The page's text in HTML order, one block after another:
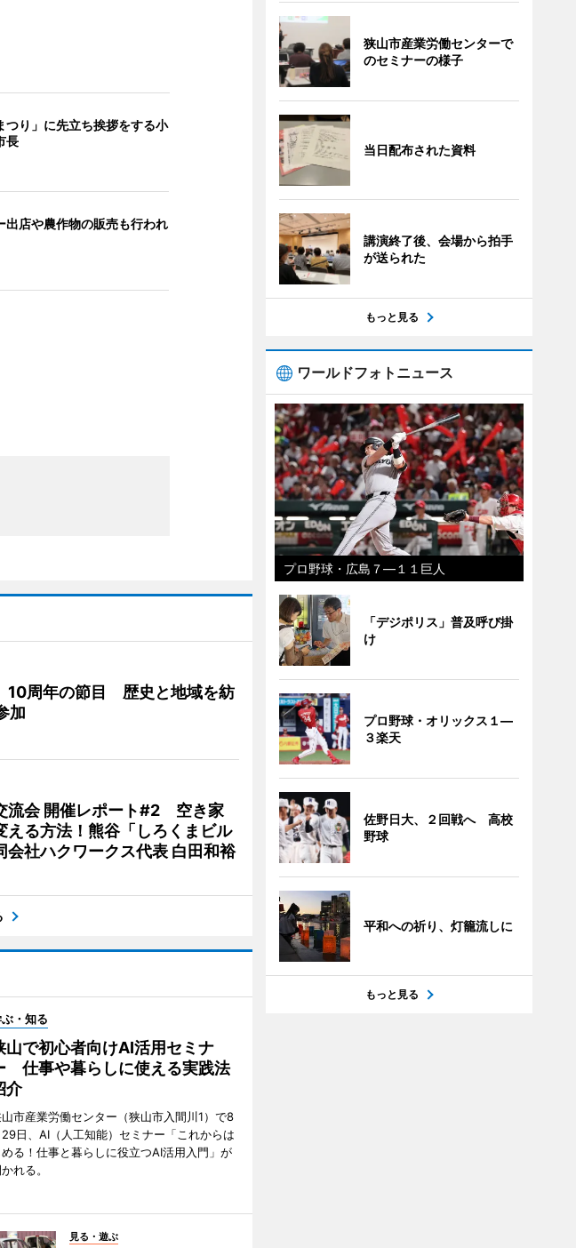
つり」に先立ち挨拶をする小
長
出店や農作物の販売も行われ
10周年の節目 歴史と地域を紡
加
流会 開催レポート#2 空き家
える方法！熊谷「しろくまビル
社ハクワークス代表 白田和裕
・知る
山で初心者向けAI活用セミナ
仕事や暮らしに使える実践法
介
市産業労働センター（狭山市入間川1）で8
29日、AI（人工知能）セミナー「これからは
める！仕事と暮らしに役立つAI活用入門」が
れる。
見る・遊ぶ
狭山市産業労働センターで
のセミナーの様子
当日配布された資料
講演終了後、会場から拍手
が送られた
もっと見る
ワールドフォトニュース
プロ野球・広島７―１１巨人
「デジポリス」普及呼び掛
け
プロ野球・オリックス１―
３楽天
佐野日大、２回戦へ 高校
野球
平和への祈り、灯籠流しに
もっと見る